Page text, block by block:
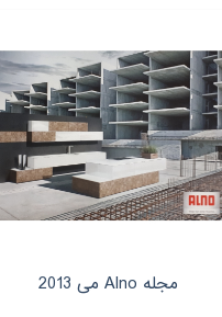
مجله Alno می 2013